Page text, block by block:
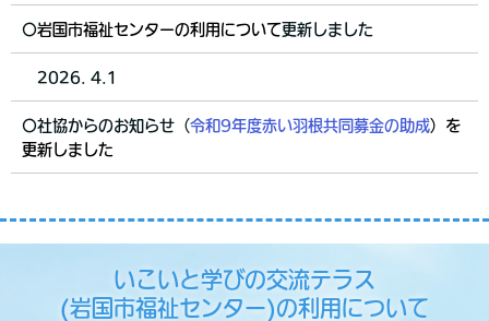
〇岩国市福祉センターの利用について更新しました
2026. 4.1
〇社協からのお知らせ（令和9年度赤い羽根共同募金の助成） を
更新しました
いこいと学びの交流テラス
(岩国市福祉センター)の利用について